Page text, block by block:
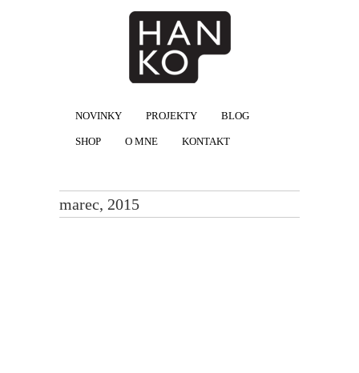
NOVINKY PROJEKTY BLOG
SHOP O MNE KONTAKT
marec, 2015